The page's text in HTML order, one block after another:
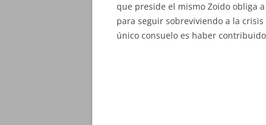
que preside el mismo Zoido obliga
para seguir sobreviviendo a la
único consuelo es haber